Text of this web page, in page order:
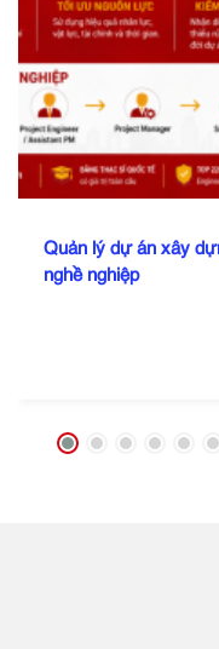
Quản lý dự án xây
nghề nghiệp